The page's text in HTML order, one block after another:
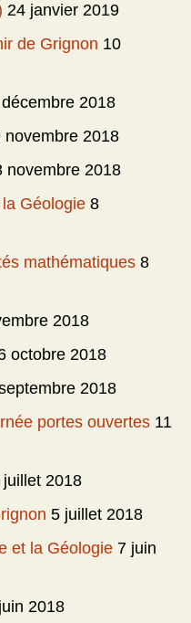
24 janvier 2019
de Grignon 10
2018
novembre 2018
novembre 2018
Géologie 8
mathématiques 8
2018
octobre 2018
2018
portes ouvertes 11
juillet 2018
5 juillet 2018
et la Géologie 7 juin
2018